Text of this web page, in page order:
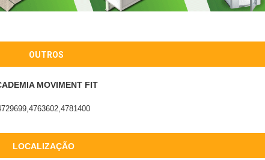
OUTROS
MOVIMENT FIT
LOCALIZAÇÃO